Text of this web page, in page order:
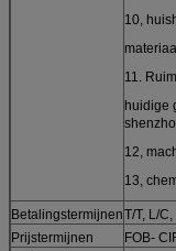
10,
11.
huidige
12,
13,
BetalingstermijnenT/T, L/
Prijstermijnen
FOB-